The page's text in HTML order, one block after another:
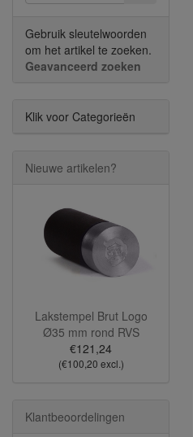
Gebruik sleutelwoorden
om het artikel te zoeken.
Geavanceerd zoeken
Klik voor Categorieën
Nieuwe artikelen?
Lakstempel Brut Logo
Ø35 mm rond RVS
€121,24
(€100,20 excl.)
Klantbeoordelingen